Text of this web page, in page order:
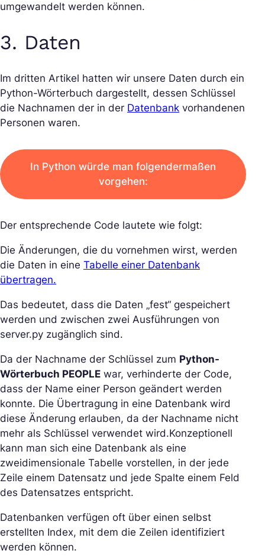
umgewandelt werden können.
3. Daten
Im dritten Artikel hatten wir unsere Daten durch ein
Python-Wörterbuch dargestellt, dessen Schlüssel
die Nachnamen der in der Datenbank vorhandenen
Personen waren.
In Python würde man folgendermaßen
vorgehen:
Der entsprechende Code lautete wie folgt:
Die Änderungen, die du vornehmen wirst, werden
die Daten in eine Tabelle einer Datenbank
übertragen.
Das bedeutet, dass die Daten „fest“ gespeichert
werden und zwischen zwei Ausführungen von
server.py zugänglich sind.
Da der Nachname der Schlüssel zum Python-
Wörterbuch PEOPLE war, verhinderte der Code,
dass der Name einer Person geändert werden
konnte. Die Übertragung in eine Datenbank wird
diese Änderung erlauben, da der Nachname nicht
mehr als Schlüssel verwendet wird.Konzeptionell
kann man sich eine Datenbank als eine
zweidimensionale Tabelle vorstellen, in der jede
Zeile einem Datensatz und jede Spalte einem Feld
des Datensatzes entspricht.
Datenbanken verfügen oft über einen selbst
erstellten Index, mit dem die Zeilen identifiziert
werden können.